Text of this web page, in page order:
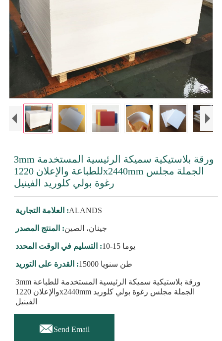
3mm ورقة بلاستيكية سميكة الرئيسية المستخدمة
للطباعة والإعلان 1220x2440mm الجملة مجلس
رغوة بولي كلوريد الفينيل
العلامة التجارية :ALANDS
المنتج المصدر :جينان، الصين
التسليم في الوقت المحدد : 10-15 يوما
القدرة على التوريد : 15000 طن سنويا
3mm ورقة بلاستيكية سميكة الرئيسية المستخدمة للطباعة
والإعلان 1220x2440mm الجملة مجلس رغوة بولي كلوريد
الفينيل
Send Email